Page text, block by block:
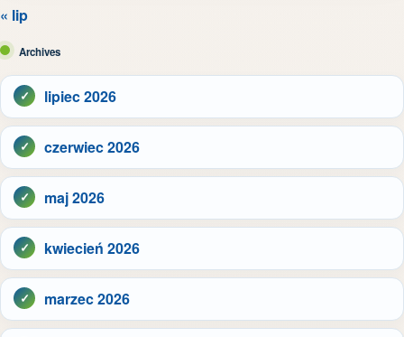
« lip
Archives
lipiec 2026
czerwiec 2026
maj 2026
kwiecień 2026
marzec 2026